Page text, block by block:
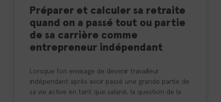
Préparer et calculer sa retraite
quand on a passé tout ou partie
de sa carrière comme
entrepreneur indépendant
Lorsque l’on envisage de devenir travailleur
indépendant après avoir passé une grande partie de
sa vie active en tant que salarié, la question de la